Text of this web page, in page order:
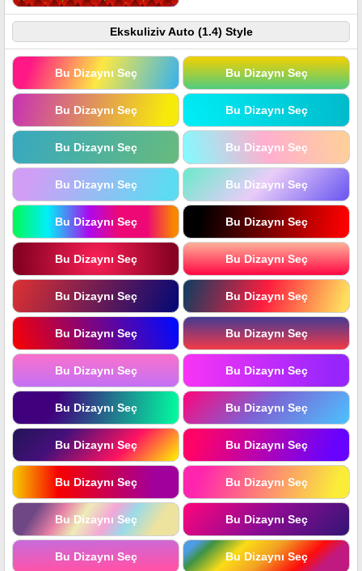
Ekskuliziv Auto (1.4) Style
Bu Dizaynı Seç Bu Dizaynı Seç
Bu Dizaynı Seç Bu Dizaynı Seç
Bu Dizaynı Seç Bu Dizaynı Seç
Bu Dizaynı Seç Bu Dizaynı Seç
Bu Dizaynı Seç Bu Dizaynı Seç
Bu Dizaynı Seç Bu Dizaynı Seç
Bu Dizaynı Seç Bu Dizaynı Seç
Bu Dizaynı Seç Bu Dizaynı Seç
Bu Dizaynı Seç Bu Dizaynı Seç
Bu Dizaynı Seç Bu Dizaynı Seç
Bu Dizaynı Seç Bu Dizaynı Seç
Bu Dizaynı Seç Bu Dizaynı Seç
Bu Dizaynı Seç Bu Dizaynı Seç
Bu Dizaynı Seç Bu Dizaynı Seç